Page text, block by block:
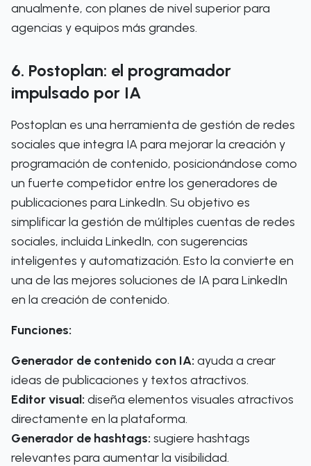
anualmente, con planes de nivel superior para
agencias y equipos más grandes.
6. Postoplan: el programador
impulsado por IA
Postoplan es una herramienta de gestión de redes
sociales que integra IA para mejorar la creación y
programación de contenido, posicionándose como
un fuerte competidor entre los generadores de
publicaciones para LinkedIn. Su objetivo es
simplificar la gestión de múltiples cuentas de redes
sociales, incluida LinkedIn, con sugerencias
inteligentes y automatización. Esto la convierte en
una de las mejores soluciones de IA para LinkedIn
en la creación de contenido.
Funciones:
Generador de contenido con IA: ayuda a crear
ideas de publicaciones y textos atractivos.
Editor visual: diseña elementos visuales atractivos
directamente en la plataforma.
Generador de hashtags: sugiere hashtags
relevantes para aumentar la visibilidad.